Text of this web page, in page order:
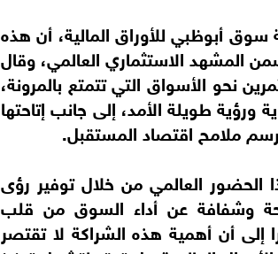
سوق أبوظبي للأوراق المالية، أن هذه
المشهد الاستثماري العالمي، وقال
نحو الأسواق التي تتمتع بالمرونة،
طويلة الأمد، إلى جانب إتاحتها
ملامح اقتصاد المستقبل.
العالمي من خلال توفير رؤى
وشفافة عن أداء السوق من قلب
إلى أن أهمية هذه الشراكة لا تقتصر